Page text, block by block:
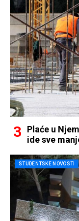
Plaće u
ide sve
STUDENTSKE NOVOSTI